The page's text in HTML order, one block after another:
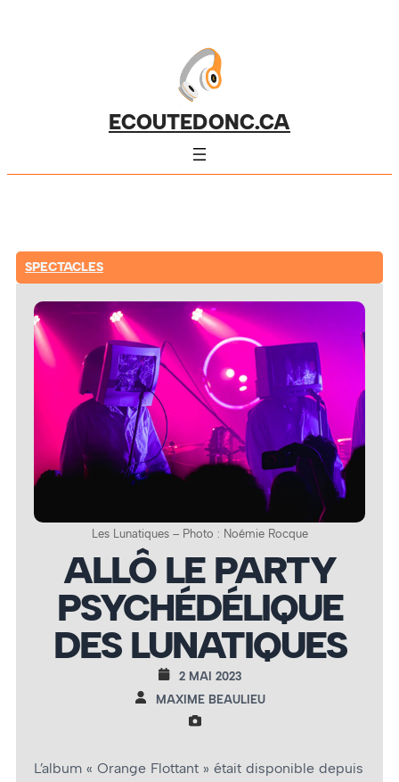
ECOUTEDONC.CA
SPECTACLES
Les Lunatiques – Photo : Noémie Rocque
ALLÔ LE PARTY
PSYCHÉDÉLIQUE
DES LUNATIQUES
2 MAI 2023
MAXIME BEAULIEU
L’album « Orange Flottant » était disponible depuis